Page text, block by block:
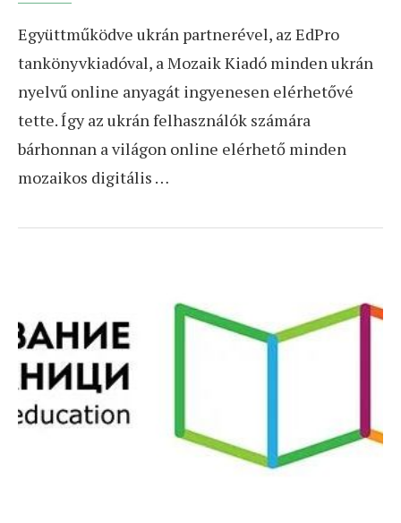
Együttműködve ukrán partnerével, az EdPro
tankönyvkiadóval, a Mozaik Kiadó minden ukrán
nyelvű online anyagát ingyenesen elérhetővé
tette. Így az ukrán felhasználók számára
bárhonnan a világon online elérhető minden
mozaikos digitális …